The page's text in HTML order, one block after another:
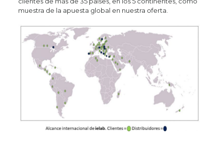
muestra de la apuesta global en nuestra oferta.